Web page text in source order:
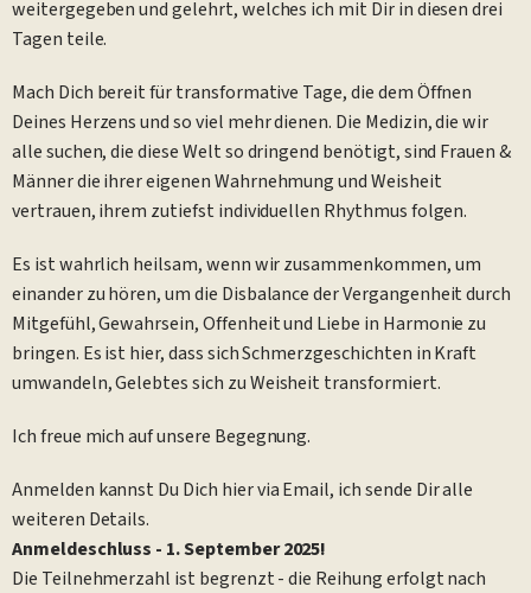
weitergegeben und gelehrt, welches ich mit Dir in diesen drei
Tagen teile.
Mach Dich bereit für transformative Tage, die dem Öffnen
Deines Herzens und so viel mehr dienen. Die Medizin, die wir
alle suchen, die diese Welt so dringend benötigt, sind Frauen &
Männer die ihrer eigenen Wahrnehmung und Weisheit
vertrauen, ihrem zutiefst individuellen Rhythmus folgen.
Es ist wahrlich heilsam, wenn wir zusammenkommen, um
einander zu hören, um die Disbalance der Vergangenheit durch
Mitgefühl, Gewahrsein, Offenheit und Liebe in Harmonie zu
bringen. Es ist hier, dass sich Schmerzgeschichten in Kraft
umwandeln, Gelebtes sich zu Weisheit transformiert.
Ich freue mich auf unsere Begegnung.
Anmelden kannst Du Dich hier via Email, ich sende Dir alle
weiteren Details.
Anmeldeschluss - 1. September 2025!
Die Teilnehmerzahl ist begrenzt - die Reihung erfolgt nach